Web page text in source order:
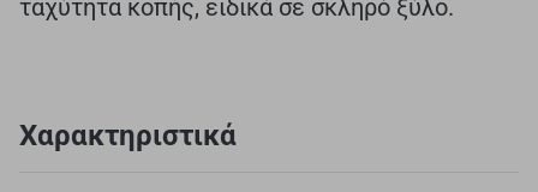
ταχύτητα κοπής, ειδικά σε σκληρό ξύλο.
Χαρακτηριστικά